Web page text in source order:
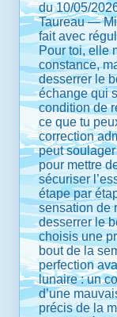
du 10/05/
Taureau —
fait avec
Pour toi, elle
constance,
desserrer le
échange qui
condition de
ce que tu
correction
peut
pour mettre
sécuriser
étape par
sensation de
desserrer le
choisis une
bout de la
perfection
lunaire : un
d’une
précis de la